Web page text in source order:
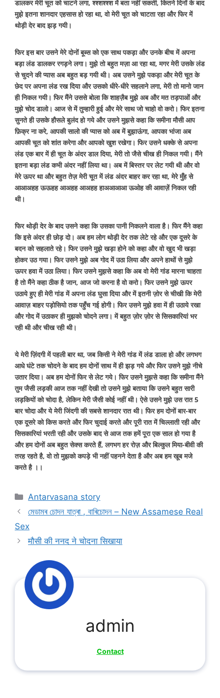
डालकर मेरी चूत को चाटने लगा, श्श्शश्श्श में बता नहीं सकती, कितने दिनों के बाद
मुझे इतना शानदार एहसास हो रहा था, वो मेरी चूत को चाटता रहा और फिर में
थोड़ी देर बाद झड़ गयी।
फिर इस बार उसने मेरे दोनों बूब्स को एक साथ पकड़ा और उनके बीच में अपना
बड़ा लंड डालकर रगड़ने लगा। मुझे तो बहुत मज़ा आ रहा था, मगर मेरी उसके लंड
से चुदने की प्यास अब बहुत बड़ गयी थी। अब उसने मुझे पकड़ा और मेरी चूत के
छेद पर अपना लंड रख दिया और उसको धीरे-धीरे सहलाने लगा, मेरी तो मानो जान
ही निकल गयी। फिर मैंने उससे बोला कि शाहज़ैब मुझे अब और मत तड़पाओं और
मुझे चोद डालो। आज से में तुम्हारी हुई और मेरे साथ जो चाहो वो करो। फिर इतना
सुनते ही उसके हौसले बुलंद हो गये और उसने मुझसे कहा कि समीना मौसी आप
फ़िक्र ना करे, आपकी सालो की प्यास को अब में बुझाऊंगा, आपका भांजा अब
आपकी चूत को शांत करेगा और आपको खुश रखेगा। फिर उसने धक्के से अपना
लंड एक बार में ही चूत के अंदर डाल दिया, मेरी तो जैसे चीख ही निकल गयी। मैंने
इतना बड़ा लंड कभी अंदर नहीं लिया था। अब में बिस्तर पर लेट गयी थी और वो
मेरे ऊपर था और बहुत तेज़ मेरी चूत में लंड अंदर बाहर कर रहा था, मेरे मुँह से
आआअहह ऊऊहह आअहह आअहह हाअआआआ ऊओह की आवाज़ें निकल रही
थी।
फिर थोड़ी देर के बाद उसने कहा कि उसका पानी निकलने वाला है। फिर मैंने कहा
कि इसे अंदर ही छोड़ दो। अब हम लोग थोड़ी देर तक लेटे रहे और एक दूसरे के
बदन को सहलाते रहे। फिर उसने मुझे खड़ा होने को कहा और वो खुद भी खड़ा
होकर उठ गया। फिर उसने मुझे अब गोद में उठा लिया और अपने हाथों से मुझे
ऊपर हवा में उठा लिया। फिर उसने मुझसे कहा कि अब वो मेरी गांड मारना चाहता
है तो मैंने कहा ठीक है जान, आज जो करना है वो करो। फिर उसने मुझे ऊपर
उठाये हुए ही मेरी गांड में अपना लंड घुसा दिया और में इतनी ज़ोर से चीखी कि मेरी
आवाज़ बाहर पड़ोसियो तक पहुँच गई होगी। फिर उसने मुझे हवा में ही उठाये रखा
और गोद में उठाकर ही मुझको चोदने लगा। में बहुत ज़ोर ज़ोर से सिसकारियां भर
रही थी और चीख रही थी।
ये मेरी ज़िंदगी में पहली बार था, जब किसी ने मेरी गांड में लंड डाला हो और लगभग
आधे घंटे तक चोदने के बाद हम दोनों साथ में ही झड़ गये और फिर उसने मुझे नीचे
उतार दिया। अब हम दोनों फिर से लेट गये। फिर उसने मुझसे कहा कि समीना मैंने
तुम जैसी लड़की आज तक नहीं देखी तो उसने मुझे बताया कि उसने बहुत सारी
लड़कियों को चोदा है, लेकिन मेरी जैसी कोई नहीं थी। ऐसे उसने मुझे उस रात 5
बार चोदा और ये मेरी जिंदगी की सबसे शानदार रात थी। फिर हम दोनों बार-बार
एक दूसरे को किस करते और फिर चुदाई करते और पूरी रात में चिल्लाती रही और
सिसकारियां भरती रही और उसके बाद से आज तक हमें पूरा एक साल हो गया है
और हम दोनों अब बहुत सेक्स करते हैं, लगभग हर रोज़ और बिल्कुल मिया-बीवी की
तरह रहते है, वो तो मुझको कपड़े भी नहीं पहनने देता है और अब हम खूब मजे
करते है ।।
Categories
Antarvasana story
মেডামৰ চোদন যাত্ৰা , বাৰিচোদন – New Assamese Real
Sex
मौसी की ननद ने चोदना सिखाया
admin
Contact